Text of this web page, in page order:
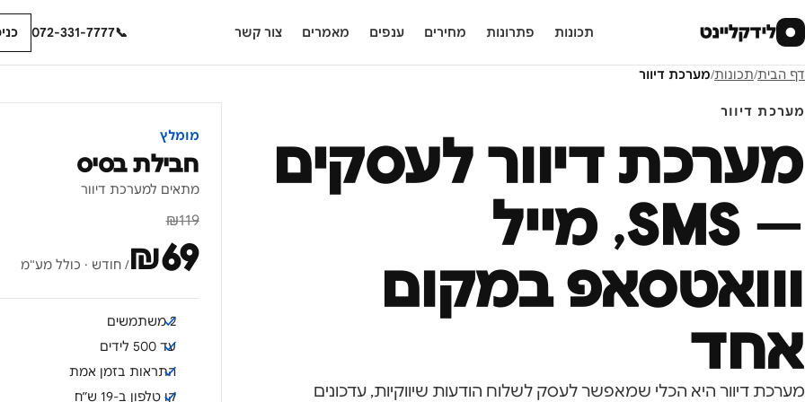
● לידקליינט תכונות פתרונות מחירים ענפים מאמרים צור קשר 📞
072-331-7777
דף הבית/תכונות/מערכת דיוור
מערכת דיוור
מערכת דיוור לעסקים
— SMS, מייל
ווואטסאפ במקום
אחד
מערכת דיוור היא הכלי שמאפשר לעסק לשלוח הודעות שיווקיות, עדכונים
מומלץ
חבילת בסיס
מתאים למערכת דיוור
₪119
₪69 / חודש · כולל מע"מ
2 משתמשים
עד 500 לידים
התראות בזמן אמת
קו טלפון ב-19 ש״ח